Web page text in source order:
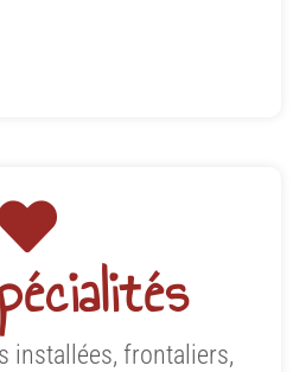
installées, frontaliers,